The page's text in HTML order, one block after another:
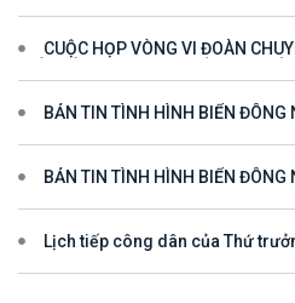
CUỘC HỌP VÒNG VI ĐOÀN
TRIỂN
BẢN TIN TÌNH HÌNH BIỂN
BẢN TIN TÌNH HÌNH BIỂN
Lịch tiếp công dân của Thứ